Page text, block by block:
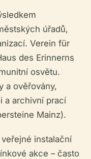
úřadů,
Verein für
des Erinnerns
osvětu.
a ověřovány,
a archivní prací
Mainz).
instalační
akce – často